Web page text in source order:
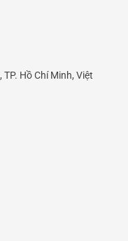
Hồ Chí Minh, Việt